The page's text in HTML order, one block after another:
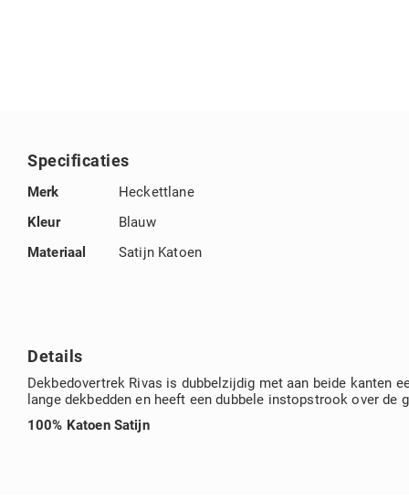
Specificaties
Specificaties
Merk
Heckettlane
Kleur
Blauw
Materiaal
Satijn Katoen
Details
Dekbedovertrek Rivas is dubbelzijdig met aan beide kanten
lange dekbedden en heeft een dubbele instopstrook over de
100% Katoen Satijn